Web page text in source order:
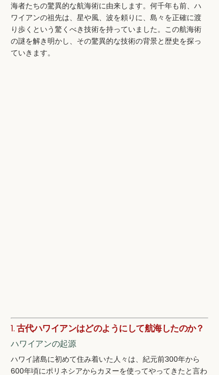
海者たちの驚異的な航海術に由来します。何千年も前、ハ
ワイアンの祖先は、星や風、波を頼りに、島々を正確に渡
り歩くという驚くべき技術を持っていました。この航海術
の謎を解き明かし、その驚異的な技術の背景と歴史を探っ
ていきます。
1.古代ハワイアンはどのようにして航海したのか？
ハワイアンの起源
ハワイ諸島に初めて住み着いた人々は、紀元前300年から
600年頃にポリネシアからカヌーを使ってやってきたと言わ